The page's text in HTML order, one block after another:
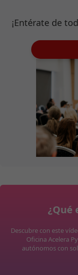
¡Entérate de
¿Qué
Descubre con este
Oficina Acelera
autónomos con